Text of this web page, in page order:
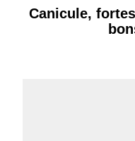
Canicule,